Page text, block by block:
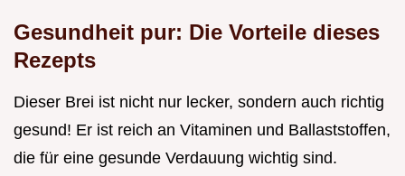
Gesundheit pur: Die Vorteile dieses
Rezepts
Dieser Brei ist nicht nur lecker, sondern auch richtig
gesund! Er ist reich an Vitaminen und Ballaststoffen,
die für eine gesunde Verdauung wichtig sind.